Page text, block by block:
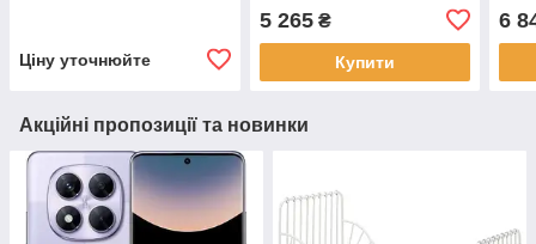
Ціну уточнюйте
5 265₴
Купити
6
Акційні пропозиції та новинки